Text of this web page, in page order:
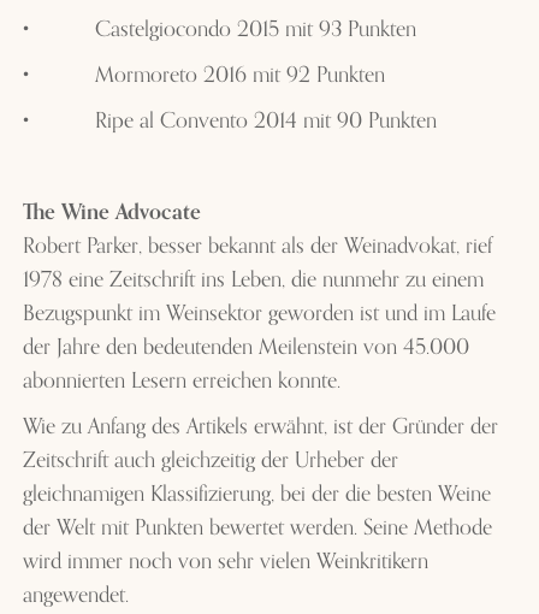
•Castelgiocondo 2015 mit 93 Punkten
•Mormoreto 2016 mit 92 Punkten
• Ripe al Convento 2014 mit 90 Punkten
The Wine Advocate
Robert Parker, besser bekannt als der Weinadvokat, rief
1978 eine Zeitschrift ins Leben, die nunmehr zu einem
Bezugspunkt im Weinsektor geworden ist und im Laufe
der Jahre den bedeutenden Meilenstein von 45.000
abonnierten Lesern erreichen konnte.
Wie zu Anfang des Artikels erwähnt, ist der Gründer der
Zeitschrift auch gleichzeitig der Urheber der
gleichnamigen Klassifizierung, bei der die besten Weine
der Welt mit Punkten bewertet werden. Seine Methode
wird immer noch von sehr vielen Weinkritikern
angewendet.